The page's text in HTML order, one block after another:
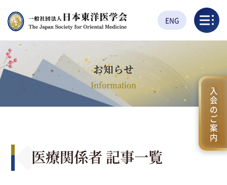
ENG
入会のご案内
お知らせ
Information
医療関係者 記事一覧